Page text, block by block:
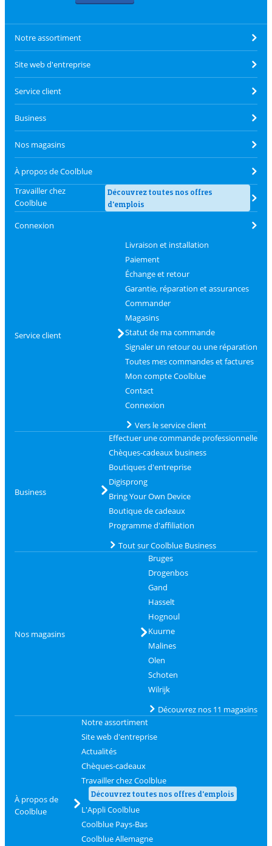
Notre assortiment
Site web d'entreprise
Service client
Business
Nos magasins
À propos de Coolblue
Travailler chez
Coolblue
Découvrez toutes nos offres
d'emplois
Connexion
Service client
Livraison et installation
Paiement
Échange et retour
Garantie, réparation et assurances
Commander
Magasins
Statut de ma commande
Signaler un retour ou une réparation
Toutes mes commandes et factures
Mon compte Coolblue
Contact
Connexion
Vers le service client
Business
Effectuer une commande professionnelle
Chèques-cadeaux business
Boutiques d'entreprise
Digisprong
Bring Your Own Device
Boutique de cadeaux
Programme d'affiliation
Tout sur Coolblue Business
Nos magasins
Bruges
Drogenbos
Gand
Hasselt
Hognoul
Kuurne
Malines
Olen
Schoten
Wilrijk
Découvrez nos 11 magasins
À propos de
Coolblue
Notre assortiment
Site web d'entreprise
Actualités
Chèques-cadeaux
Travailler chez Coolblue
Découvrez toutes nos offres d'emplois
L'Appli Coolblue
Coolblue Pays-Bas
Coolblue Allemagne